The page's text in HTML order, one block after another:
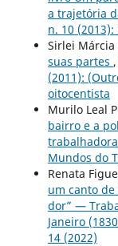
a trajetória
n. 10 (2013):
Sirlei
suas partes ,
(2011):
oitocentista
Murilo Leal
bairro e a
trabalhadora
Mundos do
Renata
um canto
dor” —
Janeiro
14 (2022)